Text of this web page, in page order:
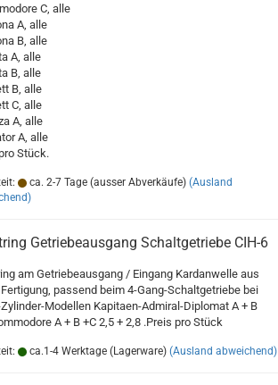
C, alle
A, alle
B, alle
A, alle
B, alle
B, alle
C, alle
A, alle
A, alle
Stück.
ca. 2-7 Tage (ausser Abverkäufe) (Ausland
Getriebeausgang Schaltgetriebe CIH-6
am Getriebeausgang / Eingang Kardanwelle aus
passend beim 4-Gang-Schaltgetriebe bei
Modellen Kapitaen-Admiral-Diplomat A + B
A + B +C 2,5 + 2,8 .Preis pro Stück
ca.1-4 Werktage (Lagerware) (Ausland abweichend)